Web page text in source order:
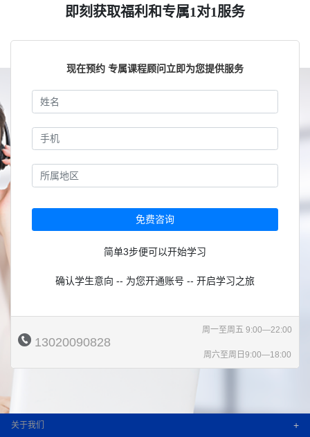
即刻获取福利和专属1对1服务
现在预约 专属课程顾问立即为您提供服务
免费咨询
简单3步便可以开始学习
确认学生意向 -- 为您开通账号 -- 开启学习之旅
13020090828
周一至周五 9:00—22:00
周六至周日9:00—18:00
关于我们 +